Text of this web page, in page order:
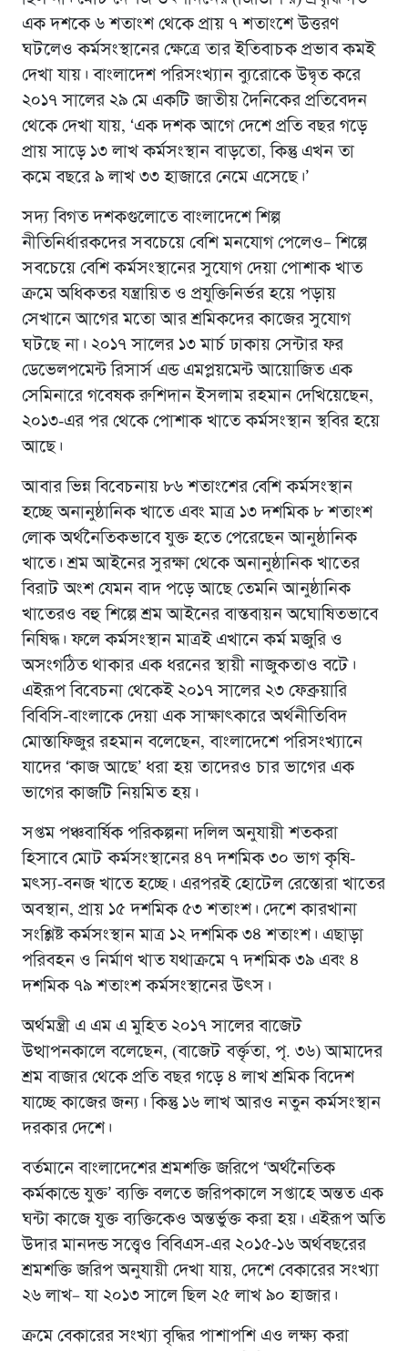
এক দশকে ৬ শতাংশ থেকে প্রায় ৭ শতাংশে উত্তরণ
ঘটলেও কর্মসংস্থানের ক্ষেত্রে তার ইতিবাচক প্রভাব কমই
দেখা যায়। বাংলাদেশ পরিসংখ্যান ব্যুরোকে উদ্বৃত করে
২০১৭ সালের ২৯ মে একটি জাতীয় দৈনিকের প্রতিবেদন
থেকে দেখা যায়, ‘এক দশক আগে দেশে প্রতি বছর গড়ে
প্রায় সাড়ে ১৩ লাখ কর্মসংস্থান বাড়তো, কিন্তু এখন তা
কমে বছরে ৯ লাখ ৩৩ হাজারে নেমে এসেছে।’
সদ্য বিগত দশকগুলোতে বাংলাদেশে শিল্প
নীতিনির্ধারকদের সবচেয়ে বেশি মনযোগ পেলেও– শিল্পে
সবচেয়ে বেশি কর্মসংস্থানের সুযোগ দেয়া পোশাক খাত
ক্রমে অধিকতর যন্ত্রায়িত ও প্রযুক্তিনির্ভর হয়ে পড়ায়
সেখানে আগের মতো আর শ্রমিকদের কাজের সুযোগ
ঘটছে না। ২০১৭ সালের ১৩ মার্চ ঢাকায় সেন্টার ফর
ডেভেলপমেন্ট রিসার্স এন্ড এমপ্লয়মেন্ট আয়োজিত এক
সেমিনারে গবেষক রুশিদান ইসলাম রহমান দেখিয়েছেন,
২০১৩-এর পর থেকে পোশাক খাতে কর্মসংস্থান স্থবির হয়ে
আছে।
আবার ভিন্ন বিবেচনায় ৮৬ শতাংশের বেশি কর্মসংস্থান
হচ্ছে অনানুষ্ঠানিক খাতে এবং মাত্র ১৩ দশমিক ৮ শতাংশ
লোক অর্থনৈতিকভাবে যুক্ত হতে পেরেছেন আনুষ্ঠানিক
খাতে। শ্রম আইনের সুরক্ষা থেকে অনানুষ্ঠানিক খাতের
বিরাট অংশ যেমন বাদ পড়ে আছে তেমনি আনুষ্ঠানিক
খাতেরও বহু শিল্পে শ্রম আইনের বাস্তবায়ন অঘোষিতভাবে
নিষিদ্ধ। ফলে কর্মসংস্থান মাত্রই এখানে কর্ম মজুরি ও
অসংগঠিত থাকার এক ধরনের স্থায়ী নাজুকতাও বটে।
এইরূপ বিবেচনা থেকেই ২০১৭ সালের ২৩ ফেব্রুয়ারি
বিবিসি-বাংলাকে দেয়া এক সাক্ষাৎকারে অর্থনীতিবিদ
মোস্তাফিজুর রহমান বলেছেন, বাংলাদেশে পরিসংখ্যানে
যাদের ‘কাজ আছে’ ধরা হয় তাদেরও চার ভাগের এক
ভাগের কাজটি নিয়মিত হয়।
সপ্তম পঞ্চবার্ষিক পরিকল্পনা দলিল অনুযায়ী শতকরা
হিসাবে মোট কর্মসংস্থানের ৪৭ দশমিক ৩০ ভাগ কৃষি-
মৎস্য-বনজ খাতে হচ্ছে। এরপরই হোটেল রেস্তোরা খাতের
অবস্থান, প্রায় ১৫ দশমিক ৫৩ শতাংশ। দেশে কারখানা
সংশ্লিষ্ট কর্মসংস্থান মাত্র ১২ দশমিক ৩৪ শতাংশ। এছাড়া
পরিবহন ও নির্মাণ খাত যথাক্রমে ৭ দশমিক ৩৯ এবং ৪
দশমিক ৭৯ শতাংশ কর্মসংস্থানের উৎস।
অর্থমন্ত্রী এ এম এ মুহিত ২০১৭ সালের বাজেট
উত্থাপনকালে বলেছেন, (বাজেট বর্ক্তৃতা, পৃ. ৩৬) আমাদের
শ্রম বাজার থেকে প্রতি বছর গড়ে ৪ লাখ শ্রমিক বিদেশ
যাচ্ছে কাজের জন্য। কিন্তু ১৬ লাখ আরও নতুন কর্মসংস্থান
দরকার দেশে।
বর্তমানে বাংলাদেশের শ্রমশক্তি জরিপে ‘অর্থনৈতিক
কর্মকান্ডে যুক্ত’ ব্যক্তি বলতে জরিপকালে সপ্তাহে অন্তত এক
ঘন্টা কাজে যুক্ত ব্যক্তিকেও অন্তর্ভুক্ত করা হয়। এইরূপ অতি
উদার মানদন্ড সত্ত্বেও বিবিএস-এর ২০১৫-১৬ অর্থবছরের
শ্রমশক্তি জরিপ অনুযায়ী দেখা যায়, দেশে বেকারের সংখ্যা
২৬ লাখ– যা ২০১৩ সালে ছিল ২৫ লাখ ৯০ হাজার।
ক্রমে বেকারের সংখ্যা বৃদ্ধির পাশাপশি এও লক্ষ্য করা